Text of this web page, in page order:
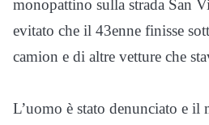
monopattino sulla strada San
evitato che il 43enne finisse
camion e di altre vetture che
L’uomo è stato denunciato e il